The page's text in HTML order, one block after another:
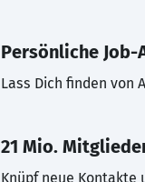
Persönliche Job-
Lass Dich finden von
21 Mio.
Knüpf neue Kontakte